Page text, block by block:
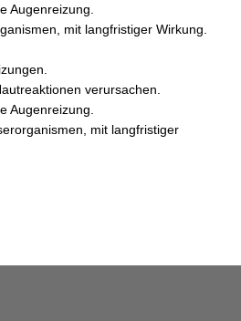
Augenreizung.
mit langfristiger Wirkung.
verursachen.
Augenreizung.
mit langfristiger